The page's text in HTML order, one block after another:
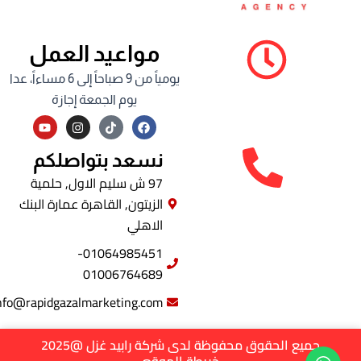
مواعيد العمل
يومياً من 9 صباحاً إلى 6 مساءاً، عدا
يوم الجمعة إجازة
F
a
c
e
b
o
o
k
I
n
s
t
a
g
r
a
Y
o
u
t
u
b
e
نسعد بتواصلكم
97 ش سليم الاول, حلمية
الزيتون, القاهرة عمارة البنك
الاهلي
01064985451-
01006764689
info@rapidgazalmarketing.com
جميع الحقوق محفوظة لدى شركة رابيد غزل @2025